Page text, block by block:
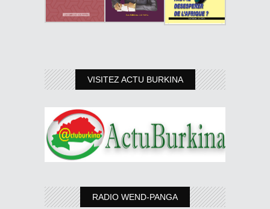
VISITEZ ACTU BURKINA
RADIO WEND-PANGA